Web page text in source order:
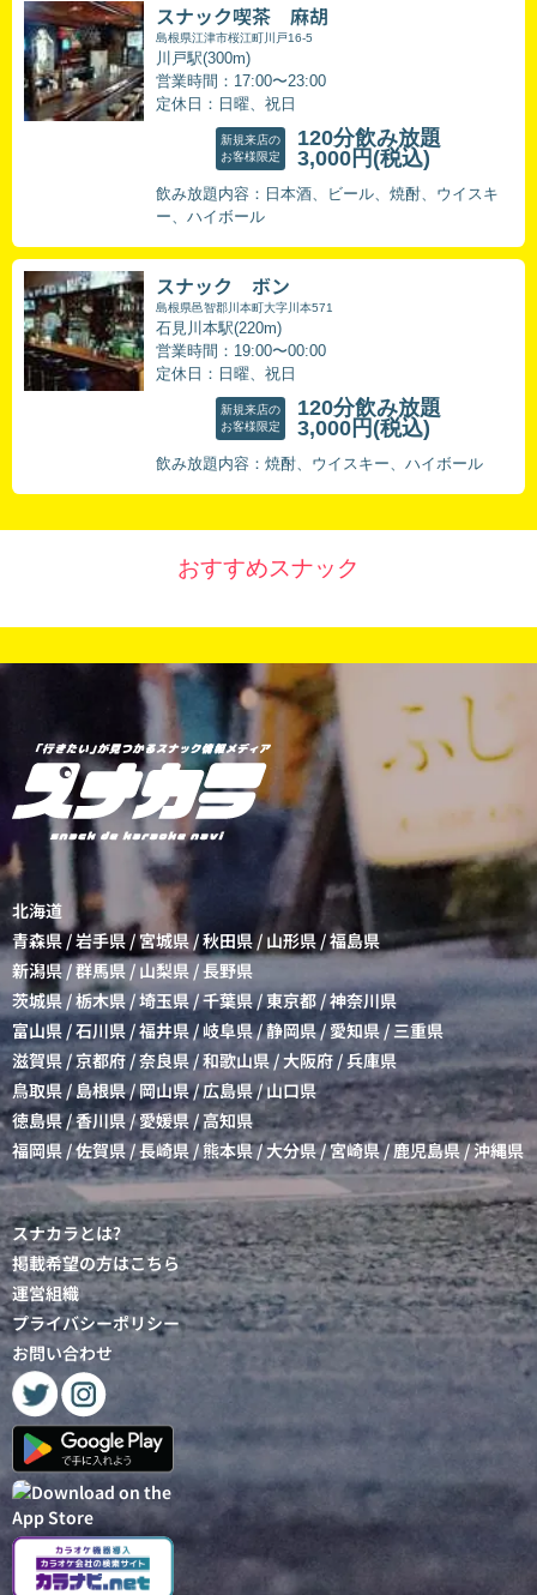
スナック喫茶 麻胡
島根県江津市桜江町川戸16-5
川戸駅(300m)
営業時間：17:00〜23:00
定休日：日曜、祝日
新規来店の
お客様限定
120分飲み放題
3,000円 (税込)
飲み放題内容：日本酒、ビール、焼酎、ウイスキ
ー、ハイボール
スナック ボン
島根県邑智郡川本町大字川本571
石見川本駅(220m)
営業時間：19:00〜00:00
定休日：日曜、祝日
新規来店の
お客様限定
120分飲み放題
3,000円 (税込)
飲み放題内容：焼酎、ウイスキー、ハイボール
おすすめスナック
北海道
青森県/岩手県/宮城県/秋田県 / 山形県/福島県
新潟県/群馬県 / 山梨県 /長野県
茨城県 /栃木県/埼玉県/千葉県/東京都 /神奈川県
富山県 /石川県 /福井県/岐阜県/静岡県/愛知県/三重県
滋賀県/京都府/奈良県 /和歌山県/大阪府 /兵庫県
鳥取県 / 島根県/岡山県/広島県/山口県
徳島県/香川県/愛媛県 /高知県
福岡県 /佐賀県 /長崎県/熊本県/大分県/宮崎県/鹿児島県/沖縄県
スナカラとは?
掲載希望の方はこちら
運営組織
プライバシーポリシー
お問い合わせ